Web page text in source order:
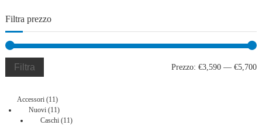
Filtra prezzo
Filtra Prezzo:€3,590 —€5,700
Accessori 1111
prodotti
Nuovi 1111
prodotti
Caschi 1111